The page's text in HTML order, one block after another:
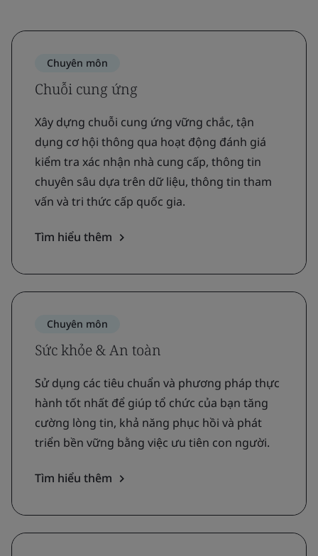
Chuyên môn
Chuỗi cung ứng
Xây dựng chuỗi cung ứng vững chắc, tận
dụng cơ hội thông qua hoạt động đánh giá
kiểm tra xác nhận nhà cung cấp, thông tin
chuyên sâu dựa trên dữ liệu, thông tin tham
vấn và tri thức cấp quốc gia.
Tìm hiểu thêm
Chuyên môn
Sức khỏe & An toàn
Sử dụng các tiêu chuẩn và phương pháp thực
hành tốt nhất để giúp tổ chức của bạn tăng
cường lòng tin, khả năng phục hồi và phát
triển bền vững bằng việc ưu tiên con người.
Tìm hiểu thêm